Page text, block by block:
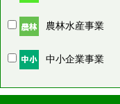
農林水産事業
中小企業事業